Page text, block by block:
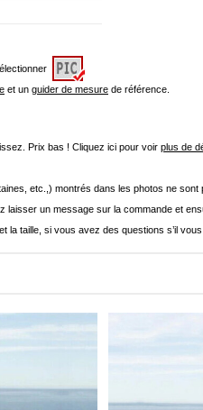
et un guider de mesure de référence.
Prix bas ! Cliquez ici pour voir plus de
etc.,) montrés dans les photos ne
un message sur la commande et
taille, si vous avez des questions s’il